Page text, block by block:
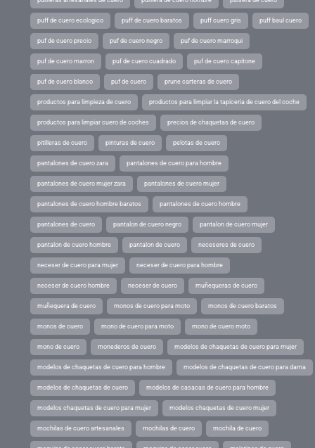
puff de cuero ecologico puff de cuero baratos puff cuero gris puff baul cuero
puf de cuero precio puf de cuero negro puf de cuero marroqui
puf de cuero marron puf de cuero cuadrado puf de cuero capitone
puf de cuero blanco puf de cuero prune carteras de cuero
productos para limpieza de cuero productos para limpiar la tapiceria de cuero del coche
productos para limpiar cuero de coches precios de chaquetas de cuero
pitilleras de cuero pinturas de cuero pelotas de cuero
pantalones de cuero zara pantalones de cuero para hombre
pantalones de cuero mujer zara pantalones de cuero mujer
pantalones de cuero hombre baratos pantalones de cuero hombre
pantalones de cuero pantalon de cuero negro pantalon de cuero mujer
pantalon de cuero hombre pantalon de cuero neceseres de cuero
neceser de cuero para mujer neceser de cuero para hombre
neceser de cuero hombre neceser de cuero muñequeras de cuero
muñequera de cuero monos de cuero para moto monos de cuero baratos
monos de cuero mono de cuero para moto mono de cuero moto
mono de cuero monederos de cuero modelos de chaquetas de cuero para mujer
modelos de chaquetas de cuero para hombre modelos de chaquetas de cuero para dama
modelos de chaquetas de cuero modelos de casacas de cuero para hombre
modelos chaquetas de cuero para mujer modelos chaquetas de cuero mujer
mochilas de cuero artesanales mochilas de cuero mochila de cuero